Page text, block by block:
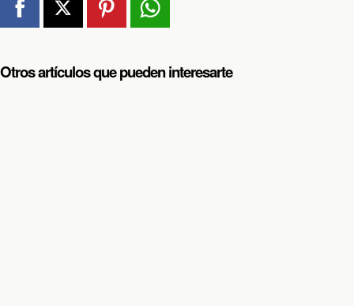
Otros artículos que pueden interesarte